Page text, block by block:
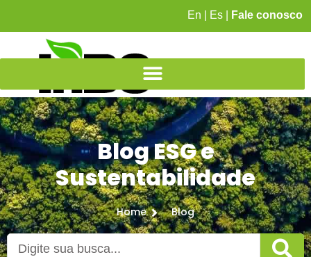
En Es Fale conosco
Blog ESG e
Sustentabilidade
Home Blog